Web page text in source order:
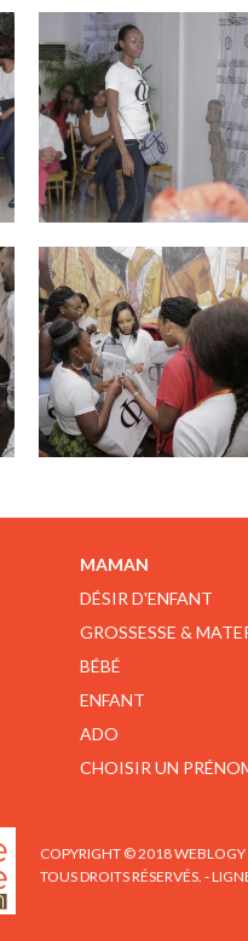
MAMAN
DÉSIR D'ENFANT
GROSSESSE &
BÉBÉ
ENFANT
ADO
CHOISIR UN
COPYRIGHT © 2018 WEBLOGY
TOUS DROITS RÉSERVÉS. -